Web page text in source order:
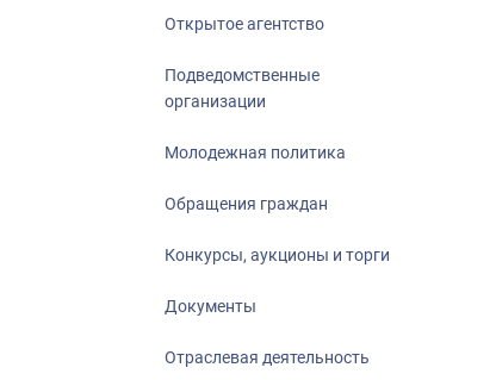
Открытое агентство
Подведомственные
организации
Молодежная политика
Обращения граждан
Конкурсы, аукционы и торги
Документы
Отраслевая деятельность